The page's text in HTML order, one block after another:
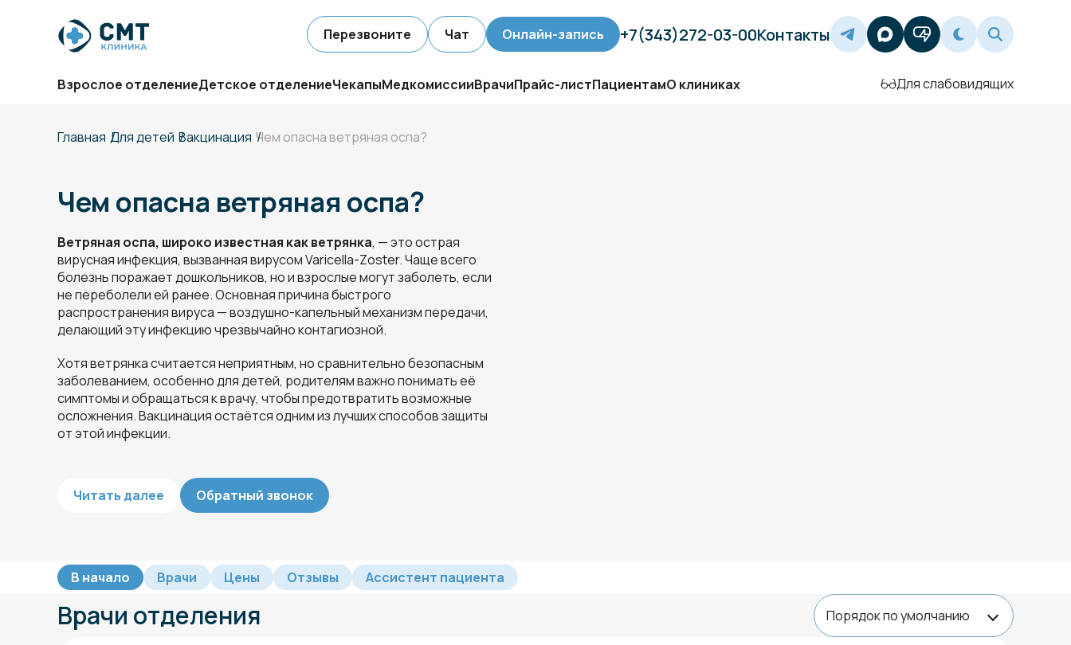
Перезвоните Чат Онлайн-запись +7(343)272-03-00Контакты
Взрослое отделениеДетское отделениеЧекапыМедкомиссииВрачиПрайс-листПациентамО клиниках Для слабовидящих
Главная Для детей Вакцинация Чем опасна ветряная оспа?
Чем опасна ветряная оспа?
Ветряная оспа, широко известная как ветрянка, — это острая
вирусная инфекция, вызванная вирусом Varicella-Zoster. Чаще всего
болезнь поражает дошкольников, но и взрослые могут заболеть, если
не переболели ей ранее. Основная причина быстрого
распространения вируса — воздушно-капельный механизм передачи,
делающий эту инфекцию чрезвычайно контагиозной.
Хотя ветрянка считается неприятным, но сравнительно безопасным
заболеванием, особенно для детей, родителям важно понимать её
симптомы и обращаться к врачу, чтобы предотвратить возможные
осложнения. Вакцинация остаётся одним из лучших способов защиты
от этой инфекции.
Читать далее Обратный звонок
В начало Врачи Цены Отзывы Ассистент пациента
Врачи отделения